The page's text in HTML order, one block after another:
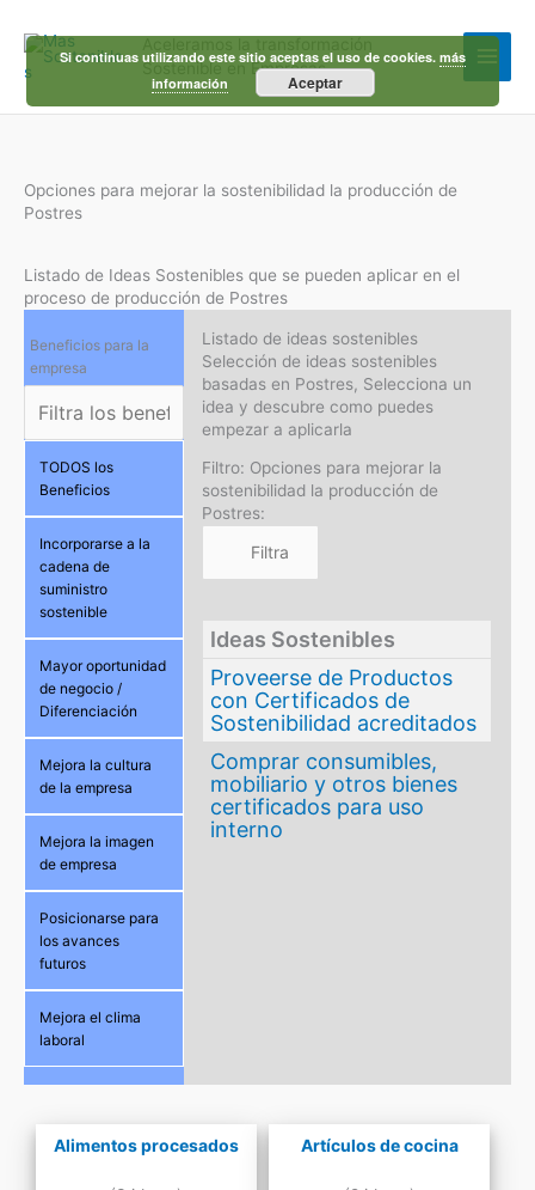
contenido
Sostenible en Empresas
Opciones para mejorar la sostenibilidad la producción de
Postres
Listado de Ideas Sostenibles que se pueden aplicar en el
proceso de producción de Postres
Beneficios para la
empresa
TODOS los
Beneficios
Incorporarse a la
cadena de
suministro
sostenible
Mayor oportunidad
de negocio /
Diferenciación
Mejora la cultura
de la empresa
Mejora la imagen
de empresa
Posicionarse para
los avances
futuros
Mejora el clima
laboral
Listado de ideas sostenibles
Selección de ideas sostenibles
basadas en Postres, Selecciona un
idea y descubre como puedes
empezar a aplicarla
Filtro: Opciones para mejorar la
sostenibilidad la producción de
Postres:
Ideas Sostenibles
Proveerse de Productos
con Certificados de
Sostenibilidad acreditados
Comprar consumibles,
mobiliario y otros bienes
certificados para uso
interno
Alimentos procesados Artículos de cocina
Si continuas utilizando este sitio aceptas el uso de cookies.más
información
Aceptar